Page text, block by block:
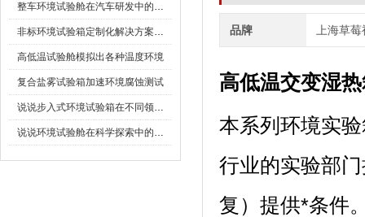
整车环境试验舱在汽车研发中的作用
非标环境试验箱定制化解决方案在可靠性测试中的重要性
高低温试验舱模拟出各种温度环境
复合盐雾试验箱加速环境腐蚀测试
说说步入式环境试验箱在不同领域的应用
说说环境试验舱在科学探索中的作用
品牌 上海草
高低温交变湿
本系列环境实验
行业的实验部门
复）提供*条件